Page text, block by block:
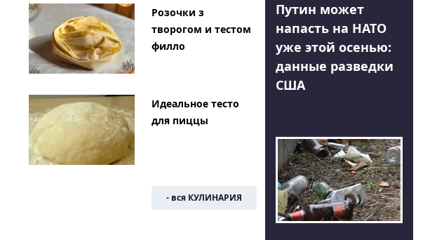
Розочки з
творогом и тестом
филло
Идеальное тесто
для пиццы
- вся КУЛИНАРИЯ
Путин может
напасть на НАТО
уже этой осенью:
данные разведки
США